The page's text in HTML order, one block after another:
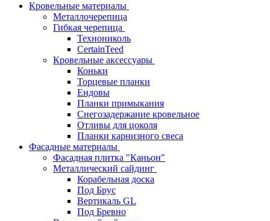
Кровельные материалы
Металлочерепица
Гибкая черепица
Технониколь
CertainTeed
Кровельные аксессуары
Коньки
Торцевые планки
Ендовы
Планки примыкания
Снегозадержание кровельное
Отливы для цоколя
Планки карнизного свеса
Фасадные материалы
Фасадная плитка "Каньон"
Металлический сайдинг
Корабельная доска
Под Брус
Вертикаль GL
Под Бревно